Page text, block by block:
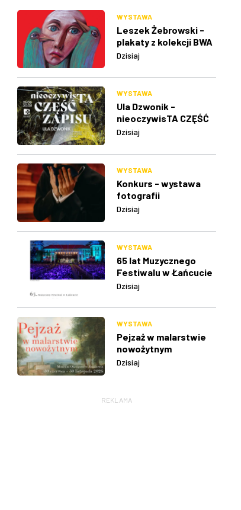
WYSTAWA
Leszek Żebrowski -
plakaty z kolekcji BWA
w Rzeszowie
Dzisiaj
WYSTAWA
Ula Dzwonik -
nieoczywisTA CZĘŚĆ
ZAPISU
Dzisiaj
WYSTAWA
Konkurs - wystawa
fotografii
Dzisiaj
WYSTAWA
65 lat Muzycznego
Festiwalu w Łańcucie
Dzisiaj
WYSTAWA
Pejzaż w malarstwie
nowożytnym
Dzisiaj
REKLAMA